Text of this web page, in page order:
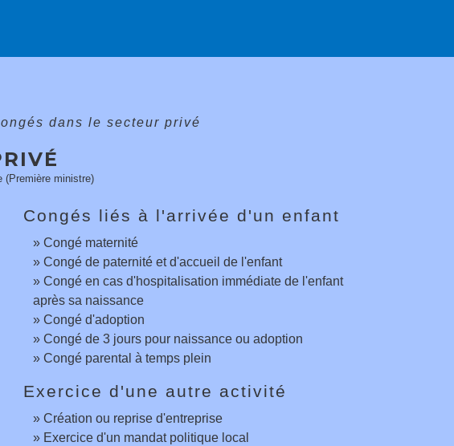
dans le secteur privé
(Première ministre)
Congés liés à l'arrivée d'un enfant
Congé maternité
Congé de paternité et d'accueil de l'enfant
Congé en cas d'hospitalisation immédiate de l'enfant
après sa naissance
Congé d'adoption
Congé de 3 jours pour naissance ou adoption
Congé parental à temps plein
Exercice d'une autre activité
Création ou reprise d'entreprise
Exercice d'un mandat politique local